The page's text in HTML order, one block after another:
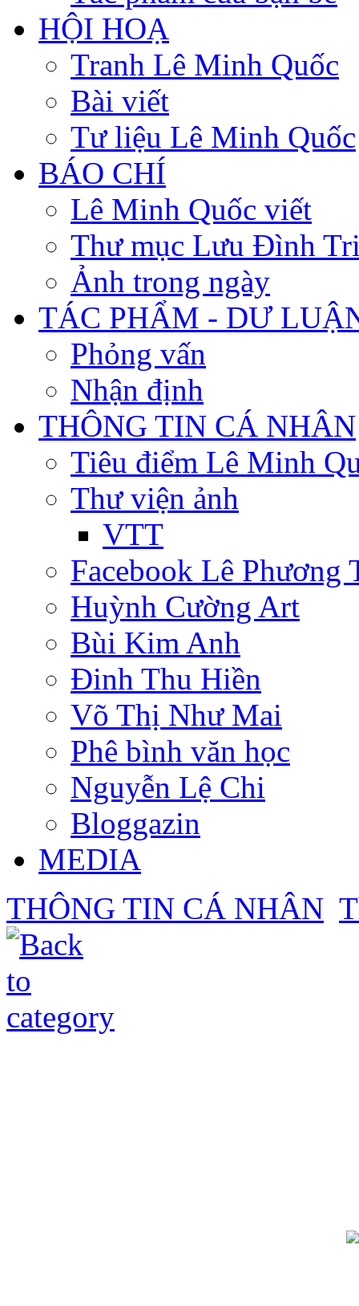
HỘI HOẠ
Tranh Lê Minh Quốc
Bài viết
Tư liệu Lê Minh Quốc
BÁO CHÍ
Lê Minh Quốc viết
Thư mục Lưu Đình
Ảnh trong ngày
TÁC PHẨM - DƯ
Phỏng vấn
Nhận định
THÔNG TIN CÁ NHÂN
Tiêu điểm Lê Minh
Thư viện ảnh
VTT
Facebook Lê Phương
Huỳnh Cường Art
Bùi Kim Anh
Đinh Thu Hiền
Võ Thị Như Mai
Phê bình văn học
Nguyễn Lệ Chi
Bloggazin
MEDIA
THÔNG TIN CÁ NHÂN